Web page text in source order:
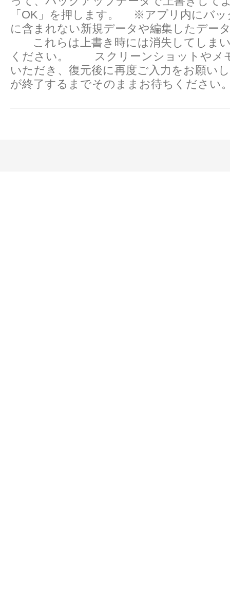
「OK」を押します。 ※アプリ内にバッ
に含まれない新規データや編集したデー
これらは上書き時には消失してしま
ください。 スクリーンショットやメ
いただき、復元後に再度ご入力をお願い
が終了するまでそのままお待ちください